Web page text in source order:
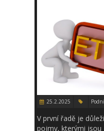
25.2.2025
V první řadě je
pojmy, kterými jsou